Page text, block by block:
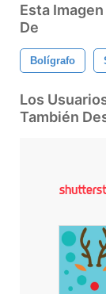
Esta
De
Bolígrafo
Los
También